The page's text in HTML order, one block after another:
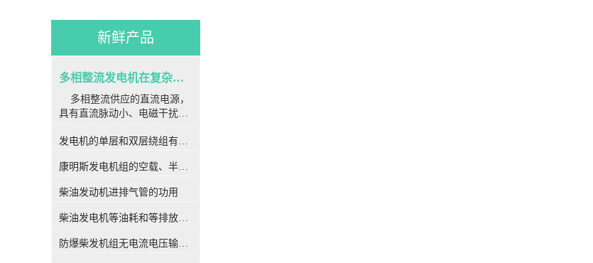
新鲜产品
多相整流发电机在复杂因素下常用于航空航天
多相整流供应的直流电源，
具有直流脉动小、电磁干扰
处，已广泛运用于航空航天、
种移动体（如飞机、舰船）电
源的核心部分，多相发电机带
整流装置的安全运转至关重
要。因为主用于移动体中，发
比较复杂，在这些复杂要素的
发电机的单层和双层绕组有何区别
康明斯发电机组的空载、半载及满载噪声试验技术条件
柴油发动机进排气管的功用
柴油发电机等油耗和等排放的万有特性
防爆柴发机组无电流电压输出的5个排除措施